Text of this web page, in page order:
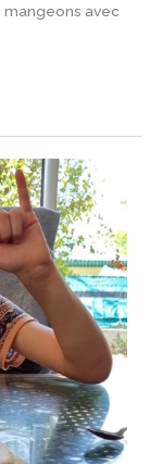
mangeons avec